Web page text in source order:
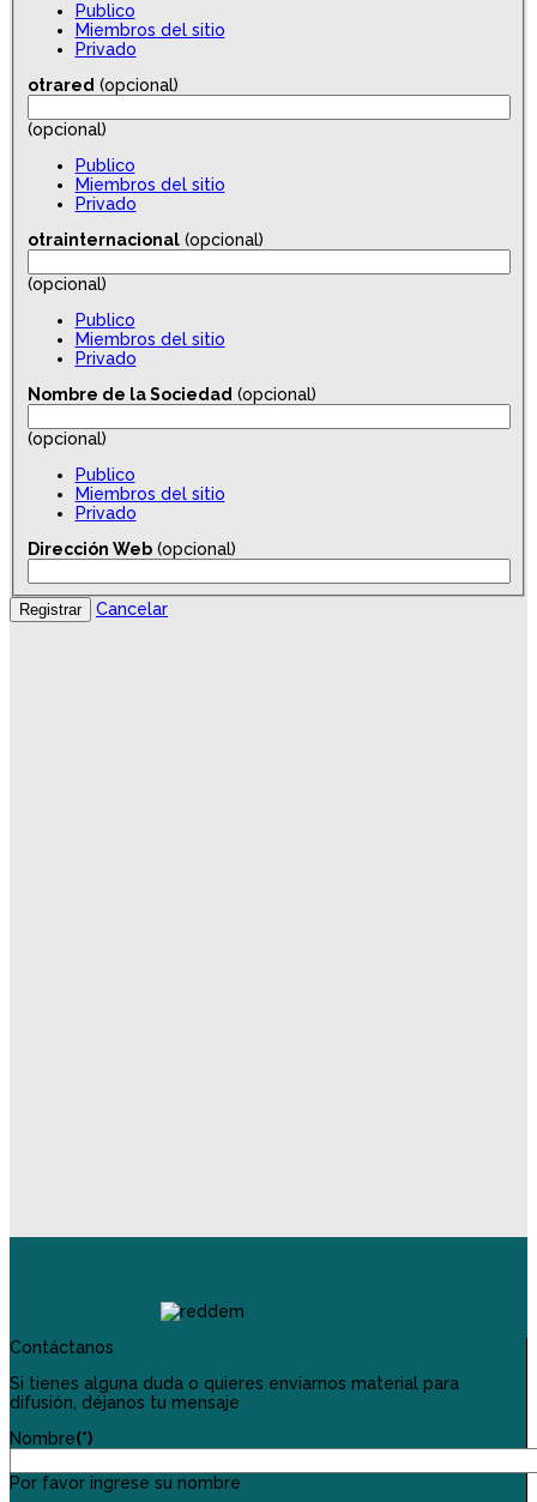
Publico
Miembros del sitio
Privado
otrared (opcional)
(opcional)
Publico
Miembros del sitio
Privado
otrainternacional (opcional)
(opcional)
Publico
Miembros del sitio
Privado
Nombre de la Sociedad (opcional)
(opcional)
Publico
Miembros del sitio
Privado
Dirección Web (opcional)
Registrar Cancelar
Contáctanos
Si tienes alguna duda o quieres enviarnos material para
difusión, déjanos tu mensaje
Nombre(*)
Por favor ingrese su nombre